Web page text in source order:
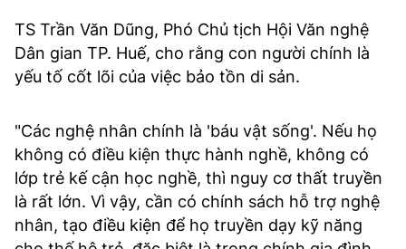
TS Trần Văn Dũng, Phó Chủ tịch Hội Văn nghệ
Dân gian TP. Huế, cho rằng con người chính là
yếu tố cốt lõi của việc bảo tồn di sản.
"Các nghệ nhân chính là 'báu vật sống'. Nếu họ
không có điều kiện thực hành nghề, không có
lớp trẻ kế cận học nghề, thì nguy cơ thất truyền
là rất lớn. Vì vậy, cần có chính sách hỗ trợ nghệ
nhân, tạo điều kiện để họ truyền dạy kỹ năng